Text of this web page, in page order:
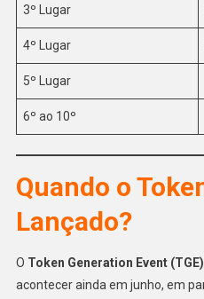
3º Lugar
4º Lugar
5º Lugar
6º ao 10º
Quando o
Lançado?
O Token Generation Event (TGE)
acontecer ainda em junho, em